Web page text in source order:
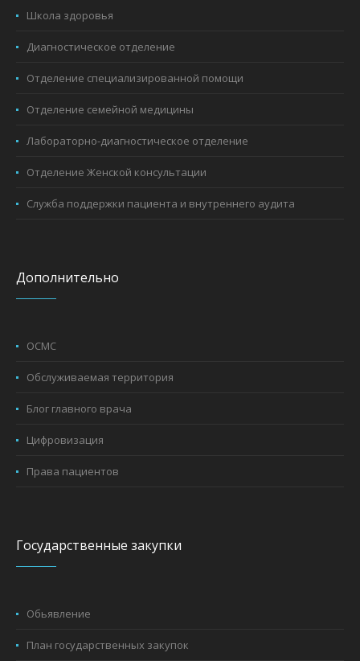
Школа здоровья
Диагностическое отделение
Отделение специализированной помощи
Отделение семейной медицины
Лабораторно-диагностическое отделение
Отделение Женской консультации
Служба поддержки пациента и внутреннего аудита
Дополнительно
ОСМС
Обслуживаемая территория
Блог главного врача
Цифровизация
Права пациентов
Государственные закупки
Обьявление
План государственных закупок